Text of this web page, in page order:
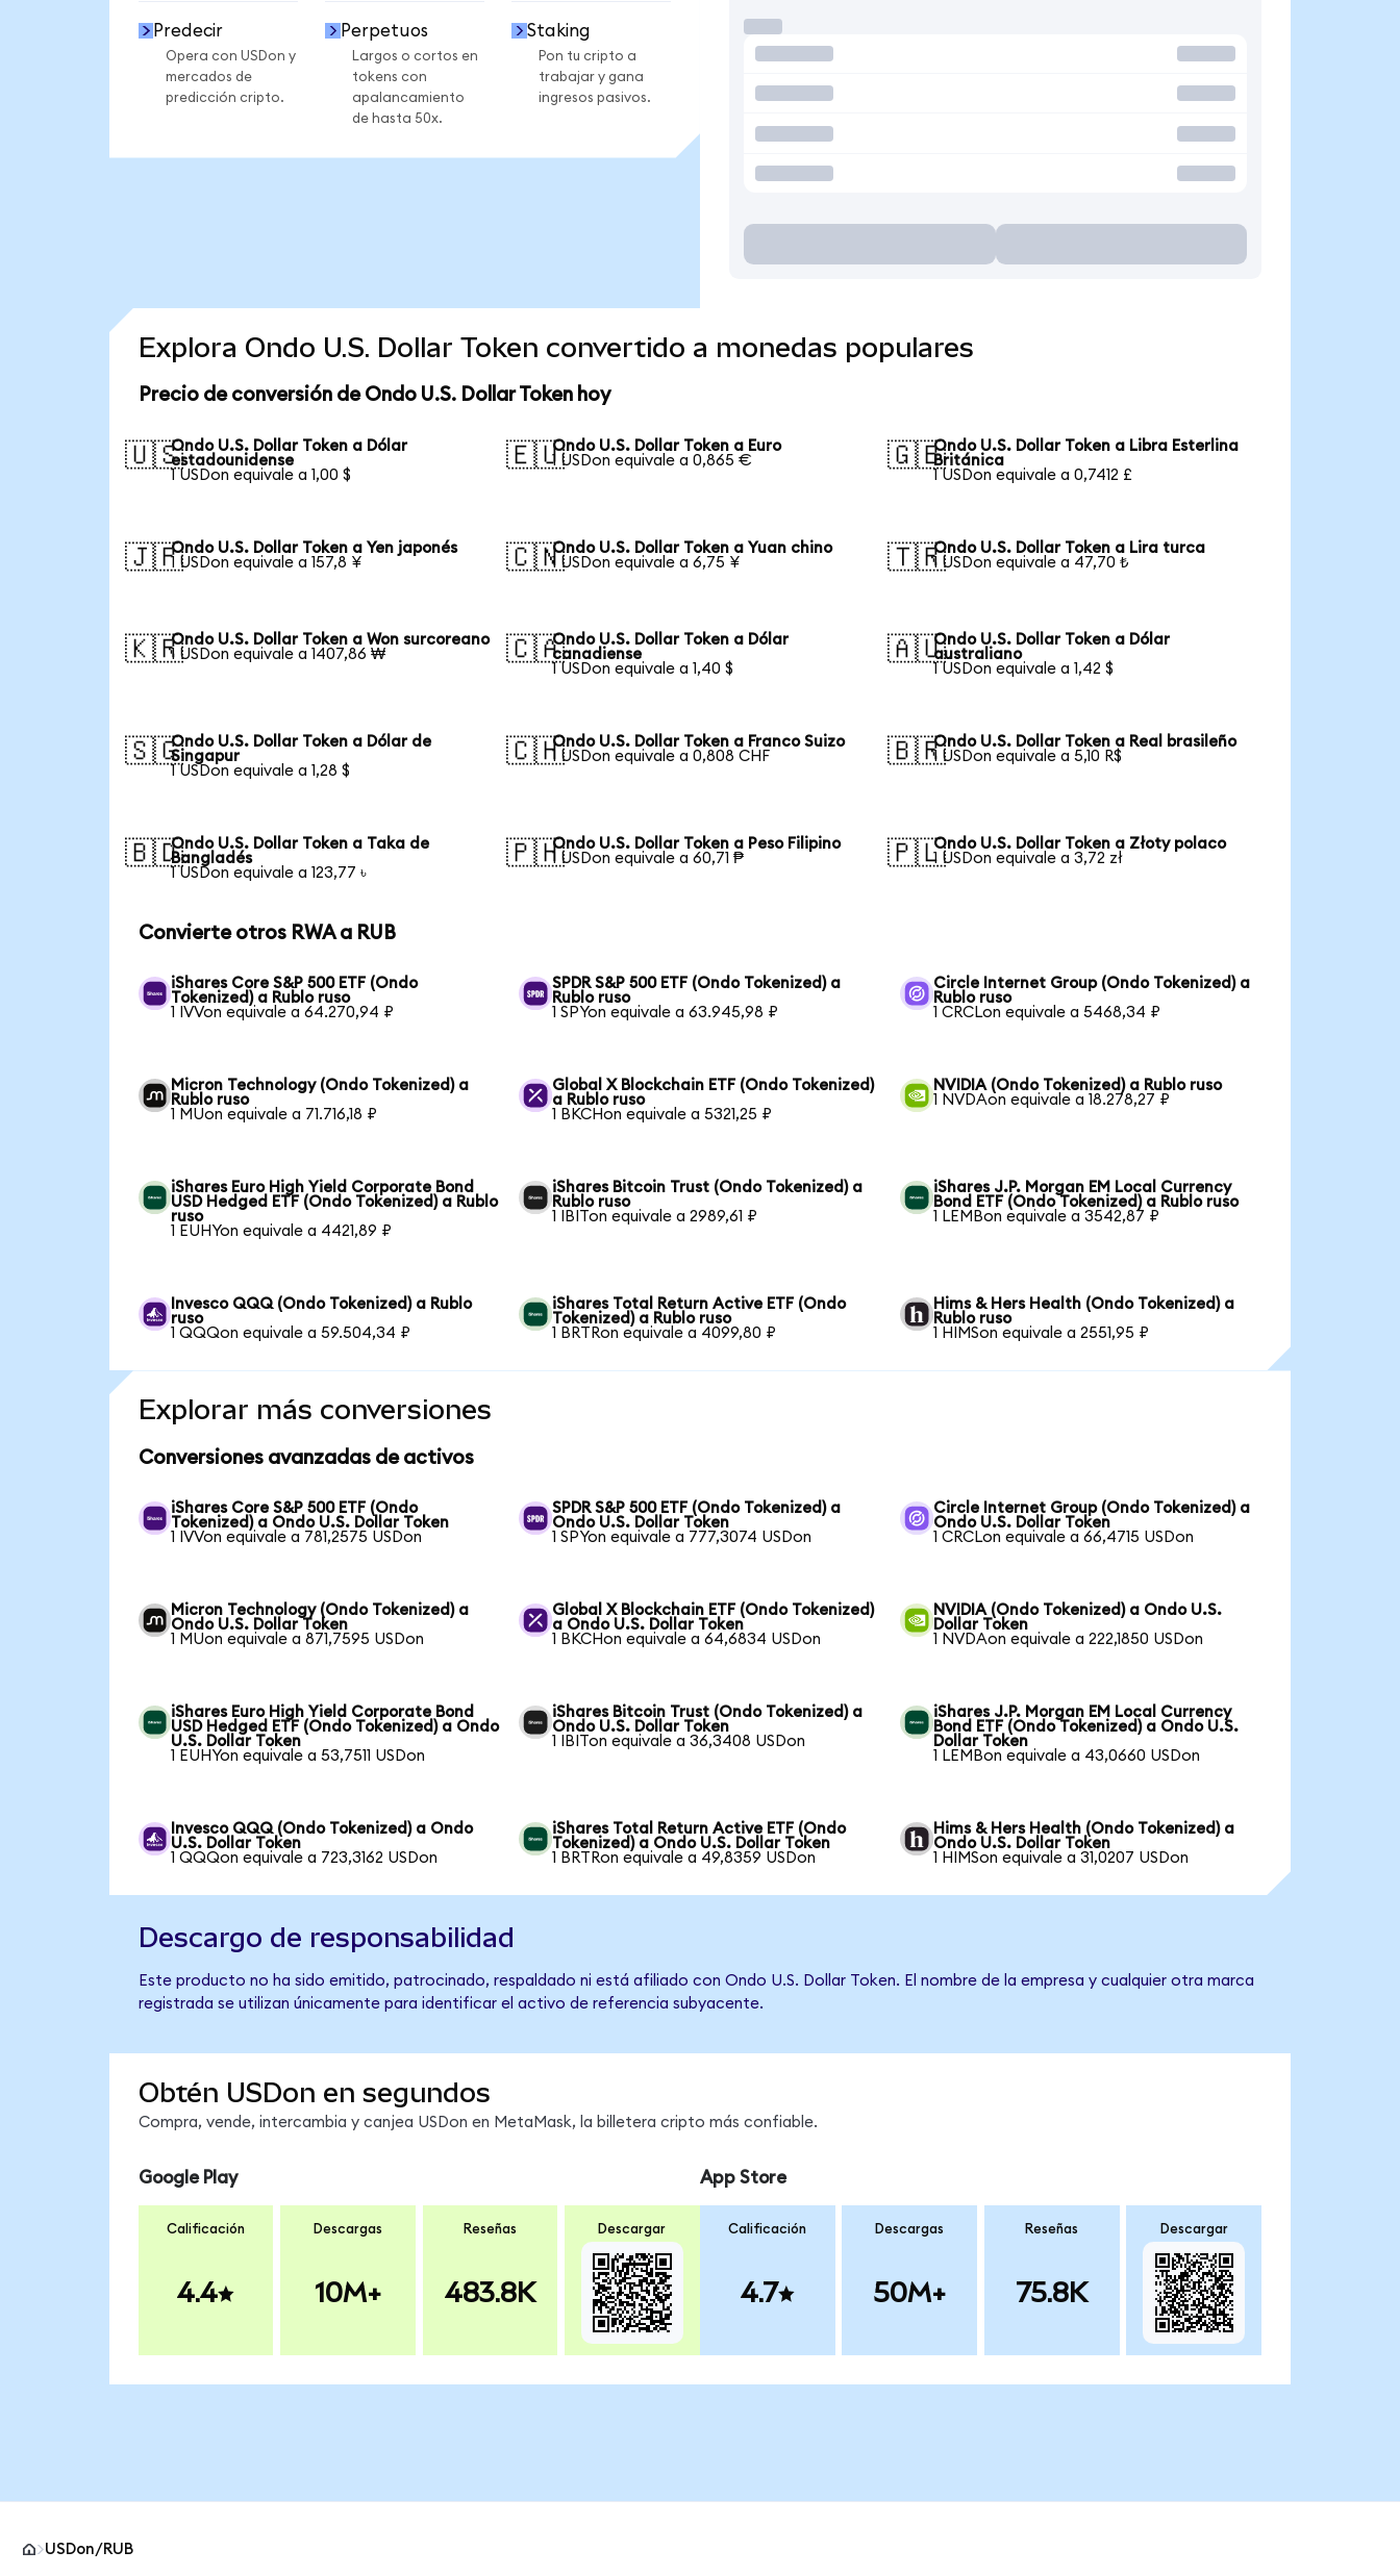
Predecir
Opera con USDon y
mercados de
predicción cripto.
Perpetuos
Largos o cortos en
tokens con
apalancamiento
de hasta 50x.
Staking
Pon tu cripto a
trabajar y gana
ingresos pasivos.
Explora Ondo U.S. Dollar Token convertido a monedas populares
Precio de conversión de Ondo U.S. Dollar Token hoy
🇺🇸Ondo U.S. Dollar Token a Dólar
estadounidense
1 USDon equivale a 1,00 $
🇪🇺Ondo U.S. Dollar Token a Euro
1 USDon equivale a 0,865 €
🇬🇧Ondo U.S. Dollar Token a Libra Esterlina
Británica
1 USDon equivale a 0,7412 £
🇯🇵Ondo U.S. Dollar Token a Yen japonés
1 USDon equivale a 157,8 ¥
🇨🇳Ondo U.S. Dollar Token a Yuan chino
1 USDon equivale a 6,75 ¥
🇹🇷Ondo U.S. Dollar Token a Lira turca
1 USDon equivale a 47,70 ₺
🇰🇷Ondo U.S. Dollar Token a Won surcoreano
1 USDon equivale a 1407,86 ₩
🇨🇦Ondo U.S. Dollar Token a Dólar
canadiense
1 USDon equivale a 1,40 $
🇦🇺Ondo U.S. Dollar Token a Dólar
australiano
1 USDon equivale a 1,42 $
🇸🇬Ondo U.S. Dollar Token a Dólar de
Singapur
1 USDon equivale a 1,28 $
🇨🇭Ondo U.S. Dollar Token a Franco Suizo
1 USDon equivale a 0,808 CHF
🇧🇷Ondo U.S. Dollar Token a Real brasileño
1 USDon equivale a 5,10 R$
🇧🇩Ondo U.S. Dollar Token a Taka de
Bangladés
1 USDon equivale a 123,77 ৳
🇵🇭Ondo U.S. Dollar Token a Peso Filipino
1 USDon equivale a 60,71 ₱
🇵🇱Ondo U.S. Dollar Token a Złoty polaco
1 USDon equivale a 3,72 zł
Convierte otros RWA a RUB
iShares Core S&P 500 ETF (Ondo
Tokenized) a Rublo ruso
1 IVVon equivale a 64.270,94 ₽
SPDR S&P 500 ETF (Ondo Tokenized) a
Rublo ruso
1 SPYon equivale a 63.945,98 ₽
Circle Internet Group (Ondo Tokenized) a
Rublo ruso
1 CRCLon equivale a 5468,34 ₽
Micron Technology (Ondo Tokenized) a
Rublo ruso
1 MUon equivale a 71.716,18 ₽
Global X Blockchain ETF (Ondo Tokenized)
a Rublo ruso
1 BKCHon equivale a 5321,25 ₽
NVIDIA (Ondo Tokenized) a Rublo ruso
1 NVDAon equivale a 18.278,27 ₽
iShares Euro High Yield Corporate Bond
USD Hedged ETF (Ondo Tokenized) a Rublo
ruso
1 EUHYon equivale a 4421,89 ₽
iShares Bitcoin Trust (Ondo Tokenized) a
Rublo ruso
1 IBITon equivale a 2989,61 ₽
iShares J.P. Morgan EM Local Currency
Bond ETF (Ondo Tokenized) a Rublo ruso
1 LEMBon equivale a 3542,87 ₽
Invesco QQQ (Ondo Tokenized) a Rublo
ruso
1 QQQon equivale a 59.504,34 ₽
iShares Total Return Active ETF (Ondo
Tokenized) a Rublo ruso
1 BRTRon equivale a 4099,80 ₽
Hims & Hers Health (Ondo Tokenized) a
Rublo ruso
1 HIMSon equivale a 2551,95 ₽
Explorar más conversiones
Conversiones avanzadas de activos
iShares Core S&P 500 ETF (Ondo
Tokenized) a Ondo U.S. Dollar Token
1 IVVon equivale a 781,2575 USDon
SPDR S&P 500 ETF (Ondo Tokenized) a
Ondo U.S. Dollar Token
1 SPYon equivale a 777,3074 USDon
Circle Internet Group (Ondo Tokenized) a
Ondo U.S. Dollar Token
1 CRCLon equivale a 66,4715 USDon
Micron Technology (Ondo Tokenized) a
Ondo U.S. Dollar Token
1 MUon equivale a 871,7595 USDon
Global X Blockchain ETF (Ondo Tokenized)
a Ondo U.S. Dollar Token
1 BKCHon equivale a 64,6834 USDon
NVIDIA (Ondo Tokenized) a Ondo U.S.
Dollar Token
1 NVDAon equivale a 222,1850 USDon
iShares Euro High Yield Corporate Bond
USD Hedged ETF (Ondo Tokenized) a Ondo
U.S. Dollar Token
1 EUHYon equivale a 53,7511 USDon
iShares Bitcoin Trust (Ondo Tokenized) a
Ondo U.S. Dollar Token
1 IBITon equivale a 36,3408 USDon
iShares J.P. Morgan EM Local Currency
Bond ETF (Ondo Tokenized) a Ondo U.S.
Dollar Token
1 LEMBon equivale a 43,0660 USDon
Invesco QQQ (Ondo Tokenized) a Ondo
U.S. Dollar Token
1 QQQon equivale a 723,3162 USDon
iShares Total Return Active ETF (Ondo
Tokenized) a Ondo U.S. Dollar Token
1 BRTRon equivale a 49,8359 USDon
Hims & Hers Health (Ondo Tokenized) a
Ondo U.S. Dollar Token
1 HIMSon equivale a 31,0207 USDon
Descargo de responsabilidad
Este producto no ha sido emitido, patrocinado, respaldado ni está afiliado con Ondo U.S. Dollar Token. El nombre de la empresa y cualquier otra marca
registrada se utilizan únicamente para identificar el activo de referencia subyacente.
Obtén USDon en segundos
Compra, vende, intercambia y canjea USDon en MetaMask, la billetera cripto más confiable.
Google Play
Calificación
4.4
Descargas
10M+
Reseñas
483.8K
Descargar
App Store
Calificación
4.7
Descargas
50M+
Reseñas
75.8K
Descargar
USDon/RUB